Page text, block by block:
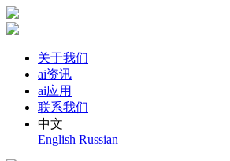
关于我们
ai资讯
ai应用
联系我们
中文
English Russian